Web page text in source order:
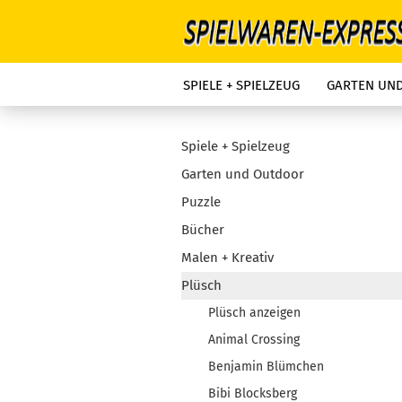
SPIELE + SPIELZEUG GARTEN
Spiele + Spielzeug
Garten und Outdoor
Puzzle
Bücher
Malen + Kreativ
Plüsch
Plüsch anzeigen
Animal Crossing
Benjamin Blümchen
Bibi Blocksberg